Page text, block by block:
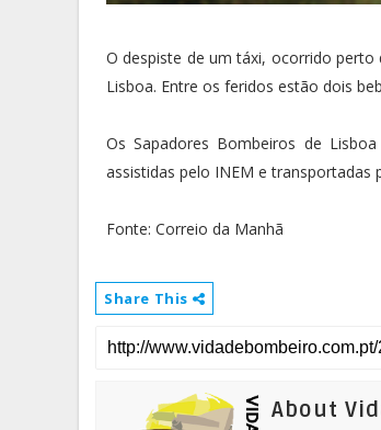
O despiste de um táxi, ocorrido perto
Lisboa. Entre os feridos estão dois
Os Sapadores Bombeiros de
assistidas pelo INEM e transportadas
Fonte: Correio da Manhã
Share This
About